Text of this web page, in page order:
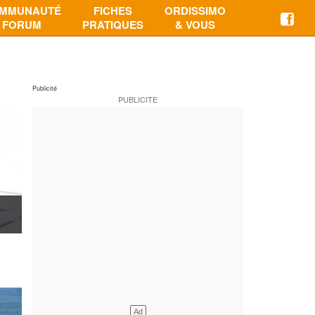
FORUM
FICHES
PRATIQUES
ORDISSIMO
& VOUS